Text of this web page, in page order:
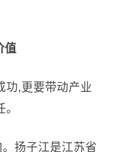
值
功,更要带动产业
扬子江是江苏省